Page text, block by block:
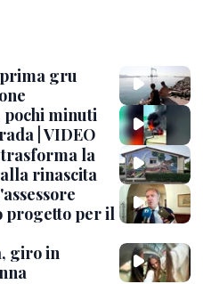
gru
minuti
| VIDEO
la
rinascita
progetto per il
giro in